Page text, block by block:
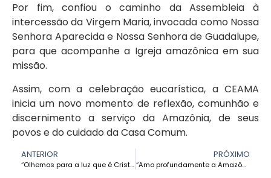
Por fim, confiou o caminho da Assembleia à
intercessão da Virgem Maria, invocada como Nossa
Senhora Aparecida e Nossa Senhora de Guadalupe,
para que acompanhe a Igreja amazônica em sua
missão.
Assim, com a celebração eucarística, a CEAMA
inicia um novo momento de reflexão, comunhão e
discernimento a serviço da Amazônia, de seus
povos e do cuidado da Casa Comum.
ANTERIOR
“Olhemos para a luz que é Cristo em nossa caminhada”: Cardeal Pedro Barreto na VI Assembleia da CEAMA
PRÓXIMO
“Amo profundamente a Amazônia”: Ir. Alba Teresa Cediel na VI Assembleia Geral da CEAMA